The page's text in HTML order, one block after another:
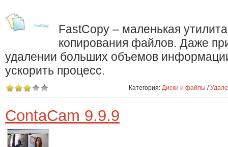
FastCopy – маленькая
копирования файлов. Даже
удалении больших объемов
ускорить процесс.
Категория: Диски и файлы /
ContaCam 9.9.9